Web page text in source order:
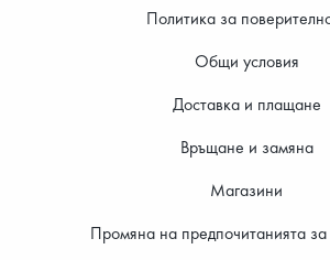
Политика за
Общи условия
Доставка и плащане
Връщане и замяна
Магазини
Промяна на предпочитанията за